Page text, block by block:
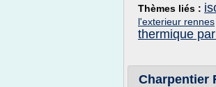
Thèmes liés :
l'exterieur rennes
thermique
Charpentier